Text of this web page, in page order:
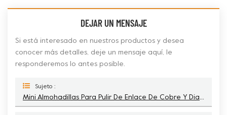
DEJAR UN MENSAJE
Si está interesado en nuestros productos y desea
conocer más detalles, deje un mensaje aquí, le
responderemos lo antes posible.
Sujeto :